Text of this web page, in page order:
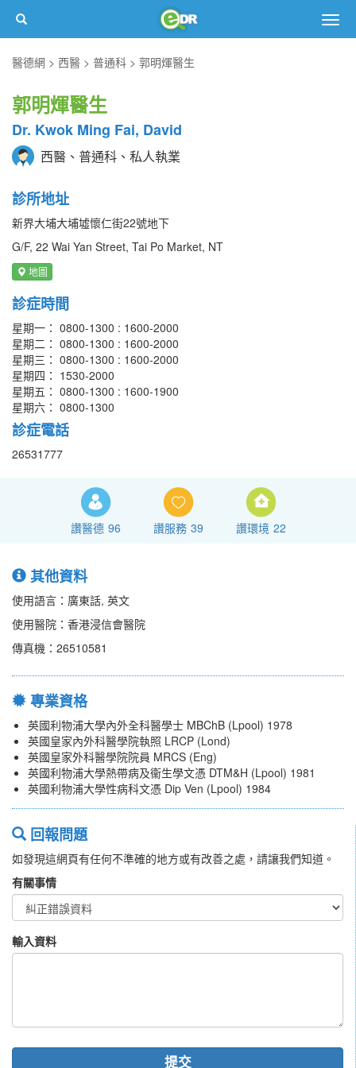
醫德網
西醫 普通科 郭明煇醫生
郭明煇醫生
Dr. Kwok Ming Fai, David
西醫、普通科、私人執業
診所地址
新界大埔大埔墟懷仁街22號地下
G/F, 22 Wai Yan Street, Tai Po Market, NT
地圖
診症時間
星期一： 0800-1300 : 1600-2000
星期二： 0800-1300 : 1600-2000
星期三： 0800-1300 : 1600-2000
星期四： 1530-2000
星期五： 0800-1300 : 1600-1900
星期六： 0800-1300
診症電話
26531777
讚醫德 96 讚服務 39 讚環境 22
其他資料
使用語言：廣東話, 英文
使用醫院：香港浸信會醫院
傳真機：26510581
專業資格
英國利物浦大學內外全科醫學士 MBChB (Lpool) 1978
英國皇家內外科醫學院執照 LRCP (Lond)
英國皇家外科醫學院院員 MRCS (Eng)
英國利物浦大學熱帶病及衞生學文憑 DTM&H (Lpool) 1981
英國利物浦大學性病科文憑 Dip Ven (Lpool) 1984
回報問題
如發現這網頁有任何不準確的地方或有改善之處，請讓我們知道。
有關事情
輸入資料
提交